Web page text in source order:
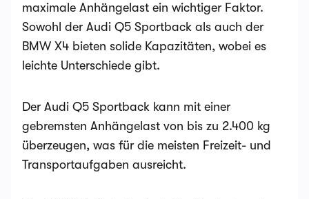
maximale Anhängelast ein wichtiger Faktor.
Sowohl der Audi Q5 Sportback als auch der
BMW X4 bieten solide Kapazitäten, wobei es
leichte Unterschiede gibt.
Der Audi Q5 Sportback kann mit einer
gebremsten Anhängelast von bis zu 2.400 kg
überzeugen, was für die meisten Freizeit- und
Transportaufgaben ausreicht​.